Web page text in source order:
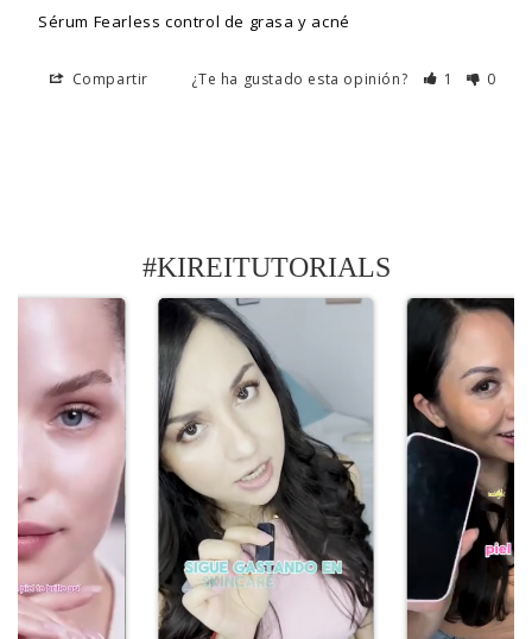
Sérum Fearless control de grasa y acné
Compartir ¿Te ha gustado esta opinión? 1 0
#KIREITUTORIALS